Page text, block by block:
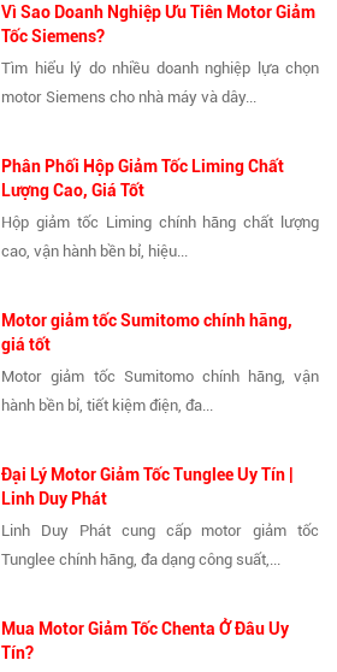
Vì Sao Doanh Nghiệp Ưu Tiên Motor Giảm
Tốc Siemens?
Tìm hiểu lý do nhiều doanh nghiệp lựa chọn
motor Siemens cho nhà máy và dây...
Phân Phối Hộp Giảm Tốc Liming Chất
Lượng Cao, Giá Tốt
Hộp giảm tốc Liming chính hãng chất lượng
cao, vận hành bền bỉ, hiệu...
Motor giảm tốc Sumitomo chính hãng,
giá tốt
Motor giảm tốc Sumitomo chính hãng, vận
hành bền bỉ, tiết kiệm điện, đa...
Đại Lý Motor Giảm Tốc Tunglee Uy Tín |
Linh Duy Phát
Linh Duy Phát cung cấp motor giảm tốc
Tunglee chính hãng, đa dạng công suất,...
Mua Motor Giảm Tốc Chenta Ở Đâu Uy
Tín?